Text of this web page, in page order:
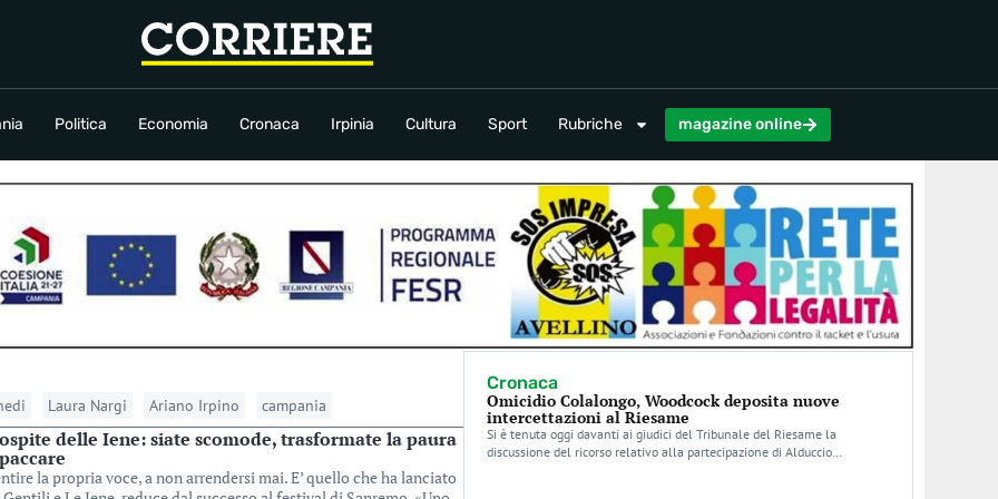
Politica Economia Cronaca Irpinia Cultura Sport Rubriche magazine online
Cronaca Irpinia Sport Rubriche
Laura Nargi Ariano Irpino campania
delle Iene: siate scomode, trasformate la paura
la propria voce, a non arrendersi mai. E’ quello che ha lanciato
Cronaca
Omicidio Colalongo, Woodcock deposita nuove
intercettazioni al Riesame
Si è tenuta oggi davanti ai giudici del Tribunale del Riesame la
discussione del ricorso relativo alla partecipazione di Alduccio…